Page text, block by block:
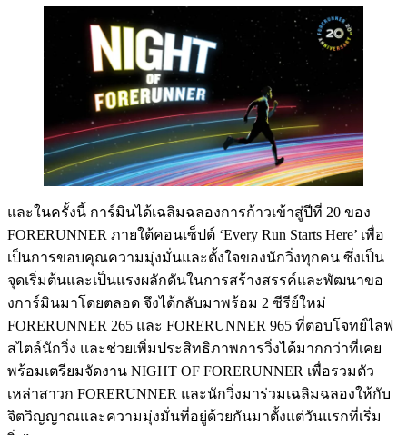
และในครั้งนี้ การ์มินได้เฉลิมฉลองการก้าวเข้าสู่ปีที่ 20 ของ
FORERUNNER ภายใต้คอนเซ็ปต์ ‘Every Run Starts Here’ เพื่อ
เป็นการขอบคุณความมุ่งมั่นและตั้งใจของนักวิ่งทุกคน ซึ่งเป็น
จุดเริ่มต้นและเป็นแรงผลักดันในการสร้างสรรค์และพัฒนาขอ
งการ์มินมาโดยตลอด จึงได้กลับมาพร้อม 2 ซีรีย์ใหม่
FORERUNNER 265 และ FORERUNNER 965 ที่ตอบโจทย์ไลฟ
สไตล์นักวิ่ง และช่วยเพิ่มประสิทธิภาพการวิ่งได้มากกว่าที่เคย
พร้อมเตรียมจัดงาน NIGHT OF FORERUNNER เพื่อรวมตัว
เหล่าสาวก FORERUNNER และนักวิ่งมาร่วมเฉลิมฉลองให้กับ
จิตวิญญาณและความมุ่งมั่นที่อยู่ด้วยกันมาตั้งแต่วันแรกที่เริ่ม